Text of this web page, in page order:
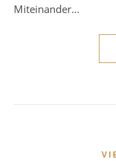
Miteinander…